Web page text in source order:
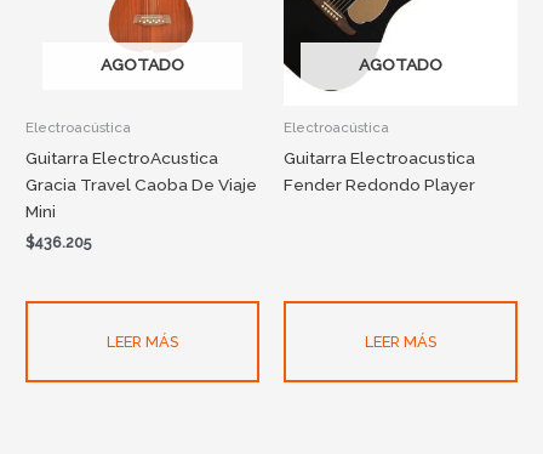
AGOTADO
Electroacústica
Guitarra ElectroAcustica
Gracia Travel Caoba De Viaje
Mini
$436.205
LEER MÁS
AGOTADO
Electroacústica
Guitarra Electroacustica
Fender Redondo Player
LEER MÁS